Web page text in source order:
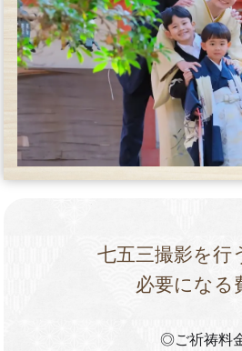
七五三撮影を行
必要になる
◎ご祈祷料